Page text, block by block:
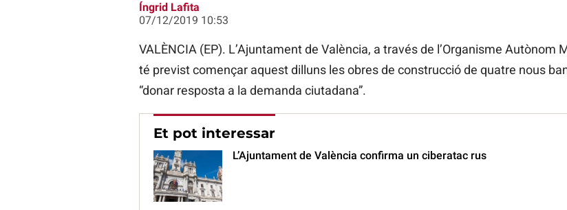
Íngrid Lafita
07/12/2019 10:53
VALÈNCIA (EP). L’Ajuntament de València, a través de l’Organisme Autònom
té previst començar aquest dilluns les obres de construcció de quatre nous
“donar resposta a la demanda ciutadana”.
Et pot interessar
L’Ajuntament de València confirma un ciberatac rus